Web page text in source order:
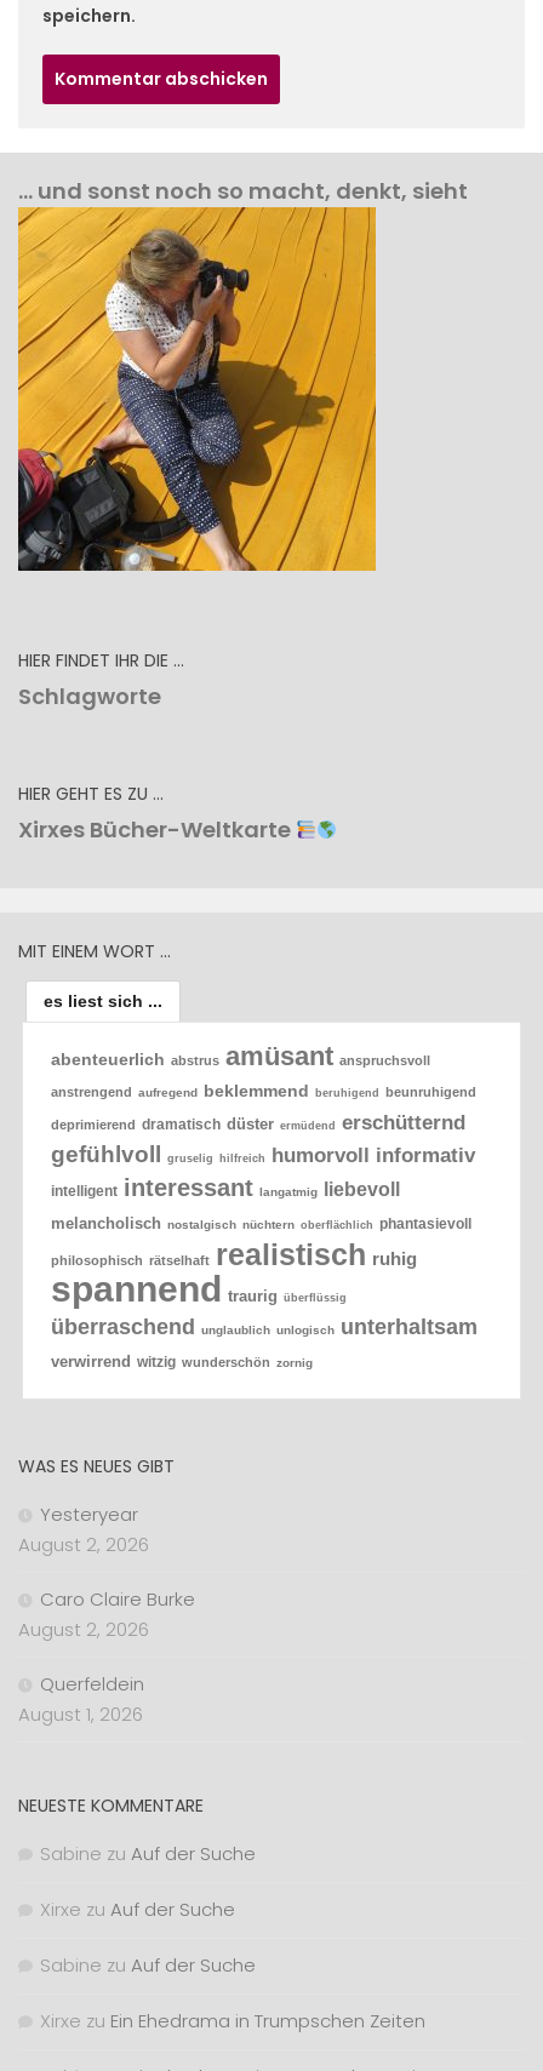
speichern.
… und sonst noch so macht, denkt, sieht
HIER FINDET IHR DIE …
Schlagworte
HIER GEHT ES ZU …
Xirxes Bücher-Weltkarte
MIT EINEM WORT …
es liest sich ...
abenteuerlich abstrus amüsant anspruchsvoll
anstrengend aufregend beklemmend beruhigend beunruhigend
deprimierend dramatisch düster ermüdend erschütternd
gefühlvoll gruselig hilfreich humorvoll informativ
intelligent interessant langatmig liebevoll
melancholisch nostalgisch nüchtern oberflächlich phantasievoll
philosophisch rätselhaft realistisch ruhig
spannend traurig überflüssig
überraschend unglaublich unlogisch unterhaltsam
verwirrend witzig wunderschön zornig
WAS ES NEUES GIBT
Yesteryear
August 2, 2026
Caro Claire Burke
August 2, 2026
Querfeldein
August 1, 2026
NEUESTE KOMMENTARE
Sabine zu Auf der Suche
Xirxe zu Auf der Suche
Sabine zu Auf der Suche
Xirxe zu Ein Ehedrama in Trumpschen Zeiten